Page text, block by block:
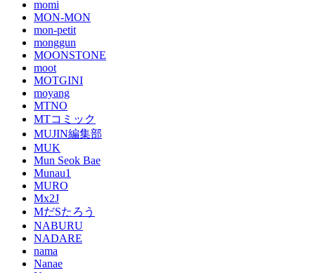
momi
MON-MON
mon-petit
monggun
MOONSTONE
moot
MOTGINI
moyang
MTNO
MTコミック
MUJIN編集部
MUK
Mun Seok Bae
Munau1
MURO
Mx2J
MだSたろう
NABURU
NADARE
nama
Nanae